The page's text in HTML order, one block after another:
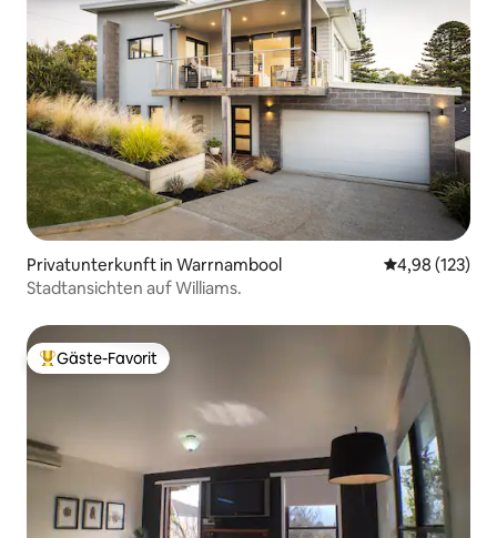
Privatunterkunft in Warrnambool
4,98 (123)
Stadtansichten auf Williams.
Beliebter Gäste-Favorit.
Gäste-Favorit